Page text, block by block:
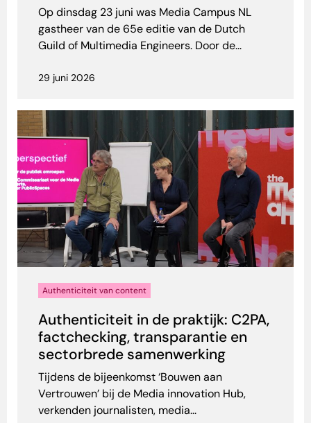
Op dinsdag 23 juni was Media Campus NL
gastheer van de 65e editie van de Dutch
Guild of Multimedia Engineers. Door de...
29 juni 2026
Authenticiteit van content
Authenticiteit in de praktijk: C2PA,
factchecking, transparantie en
sectorbrede samenwerking
Tijdens de bijeenkomst ‘Bouwen aan
Vertrouwen’ bij de Media innovation Hub,
verkenden journalisten, media...